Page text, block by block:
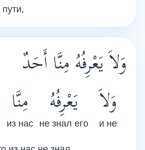
وَلاَ يَعْرِفُهُ مِنَّا أَحَدٌ
وَلاَ
и не
يَعْرِفُهُ
не знал его
مِنَّا
из нас